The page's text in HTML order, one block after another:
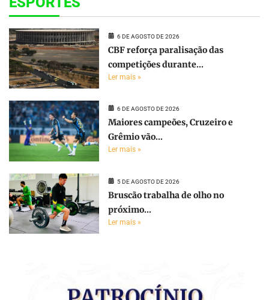
6 DE AGOSTO DE 2026
CBF reforça paralisação das
competições durante...
Ler mais »
6 DE AGOSTO DE 2026
Maiores campeões, Cruzeiro e
Grêmio vão...
Ler mais »
5 DE AGOSTO DE 2026
Bruscão trabalha de olho no
próximo...
Ler mais »